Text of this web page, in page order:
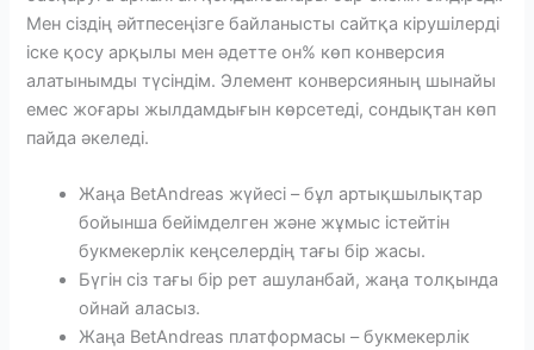
Мен сіздің әйтпесеңізге байланысты сайтқа кірушілерді
іске қосу арқылы мен әдетте он% көп конверсия
алатынымды түсіндім. Элемент конверсияның шынайы
емес жоғары жылдамдығын көрсетеді, сондықтан көп
пайда әкеледі.
Жаңа BetAndreas жүйесі – бұл артықшылықтар
бойынша бейімделген және жұмыс істейтін
букмекерлік кеңселердің тағы бір жасы.
Бүгін сіз тағы бір рет ашуланбай, жаңа толқында
ойнай аласыз.
Жаңа BetAndreas платформасы – букмекерлік